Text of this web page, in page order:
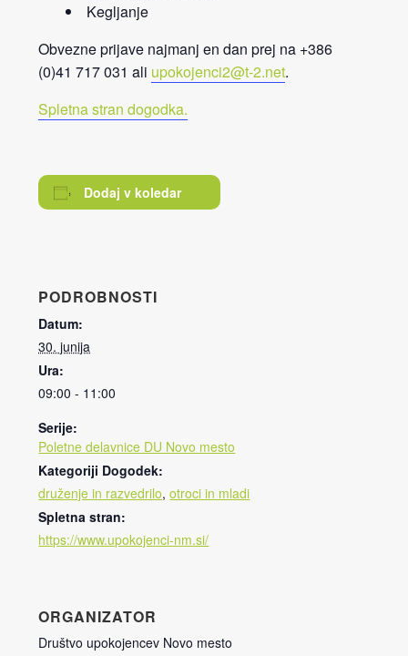
Kegljanje
Obvezne prijave najmanj en dan prej na +386
(0)41 717 031 ali upokojenci2@t-2.net.
Spletna stran dogodka.
Dodaj v koledar
PODROBNOSTI
Datum:
30. junija
Ura:
09:00 - 11:00
Serije:
Poletne delavnice DU Novo mesto
Kategoriji Dogodek:
druženje in razvedrilo,otroci in mladi
Spletna stran:
https://www.upokojenci-nm.si/
ORGANIZATOR
Društvo upokojencev Novo mesto